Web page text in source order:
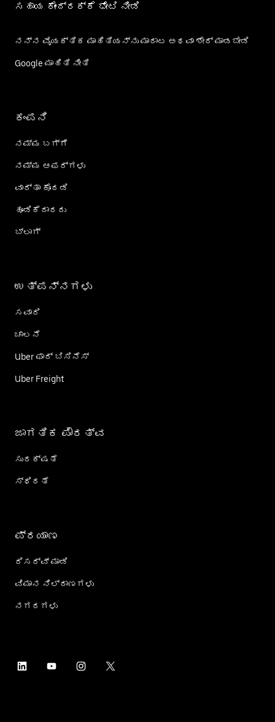
ಸಹಾಯ ಕೇಂದ್ರಕ್ಕೆ ಭೇಟಿ ನೀಡಿ
ನನ್ನ ವೈಯಕ್ತಿಕ ಮಾಹಿತಿಯನ್ನು ಮಾರಾಟ ಅಥವಾ ಶೇರ್‌ ಮಾಡಬೇಡಿ
Google ಮಾಹಿತಿ ನೀತಿ
ಕಂಪನಿ
ನಮ್ಮ ಬಗ್ಗೆ
ನಮ್ಮ ಆಫರ್‌ಗಳು
ವಾರ್ತಾ ಕೊಠಡಿ
ಹೂಡಿಕೆದಾರರು
ಬ್ಲಾಗ್
ಉತ್ಪನ್ನಗಳು
ಸವಾರಿ
ಚಾಲನೆ
Uber ಫಾರ್ ಬಿಸಿನೆಸ್
Uber Freight
ಜಾಗತಿಕ ಪೌರತ್ವ
ಸುರಕ್ಷತೆ
ಸ್ಥಿರತೆ
ಪ್ರಯಾಣ
ರಿಸರ್ವ್ ಮಾಡಿ
ವಿಮಾನ ನಿಲ್ದಾಣಗಳು
ನಗರಗಳು